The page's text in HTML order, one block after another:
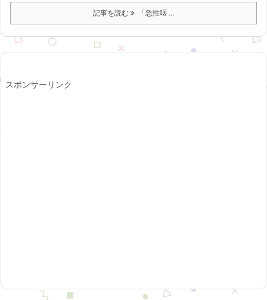
記事を読む 「急性咽 ...
スポンサーリンク